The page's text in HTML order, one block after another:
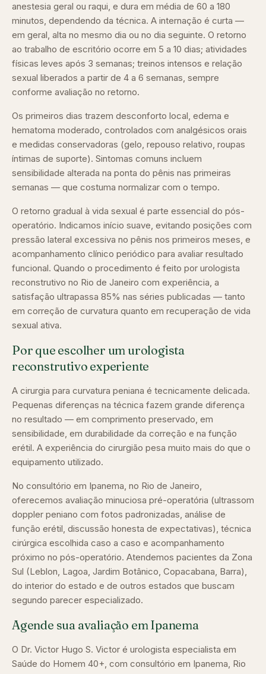
anestesia geral ou raqui, e dura em média de 60 a 180
minutos, dependendo da técnica. A internação é curta —
em geral, alta no mesmo dia ou no dia seguinte. O retorno
ao trabalho de escritório ocorre em 5 a 10 dias; atividades
físicas leves após 3 semanas; treinos intensos e relação
sexual liberados a partir de 4 a 6 semanas, sempre
conforme avaliação no retorno.
Os primeiros dias trazem desconforto local, edema e
hematoma moderado, controlados com analgésicos orais
e medidas conservadoras (gelo, repouso relativo, roupas
íntimas de suporte). Sintomas comuns incluem
sensibilidade alterada na ponta do pênis nas primeiras
semanas — que costuma normalizar com o tempo.
O retorno gradual à vida sexual é parte essencial do pós-
operatório. Indicamos início suave, evitando posições com
pressão lateral excessiva no pênis nos primeiros meses, e
acompanhamento clínico periódico para avaliar resultado
funcional. Quando o procedimento é feito por urologista
reconstrutivo no Rio de Janeiro com experiência, a
satisfação ultrapassa 85% nas séries publicadas — tanto
em correção de curvatura quanto em recuperação de vida
sexual ativa.
Por que escolher um urologista
reconstrutivo experiente
A cirurgia para curvatura peniana é tecnicamente delicada.
Pequenas diferenças na técnica fazem grande diferença
no resultado — em comprimento preservado, em
sensibilidade, em durabilidade da correção e na função
erétil. A experiência do cirurgião pesa muito mais do que o
equipamento utilizado.
No consultório em Ipanema, no Rio de Janeiro,
oferecemos avaliação minuciosa pré-operatória (ultrassom
doppler peniano com fotos padronizadas, análise de
função erétil, discussão honesta de expectativas), técnica
cirúrgica escolhida caso a caso e acompanhamento
próximo no pós-operatório. Atendemos pacientes da Zona
Sul (Leblon, Lagoa, Jardim Botânico, Copacabana, Barra),
do interior do estado e de outros estados que buscam
segundo parecer especializado.
Agende sua avaliação em Ipanema
O Dr. Victor Hugo S. Victor é urologista especialista em
Saúde do Homem 40+, com consultório em Ipanema, Rio